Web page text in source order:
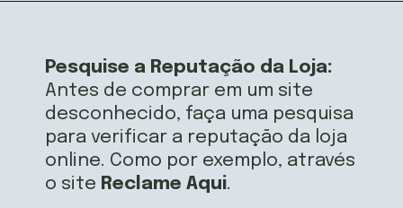
Pesquise a Reputação da Loja:
Antes de comprar em um site
desconhecido, faça uma pesquisa
para verificar a reputação da loja
online. Como por exemplo, através
o site Reclame Aqui.